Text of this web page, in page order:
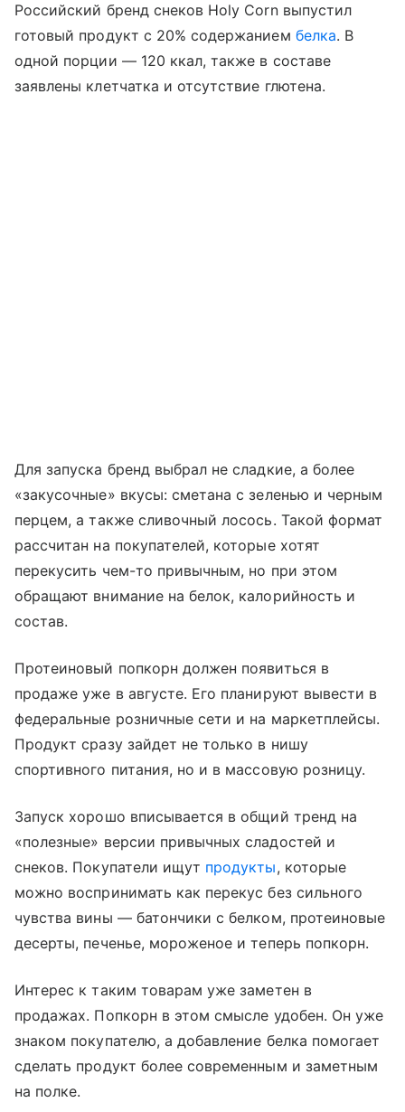
Российский бренд снеков Holy Corn выпустил
готовый продукт с 20% содержанием белка. В
одной порции — 120 ккал, также в составе
заявлены клетчатка и отсутствие глютена.
Для запуска бренд выбрал не сладкие, а более
«закусочные» вкусы: сметана с зеленью и черным
перцем, а также сливочный лосось. Такой формат
рассчитан на покупателей, которые хотят
перекусить чем-то привычным, но при этом
обращают внимание на белок, калорийность и
состав.
Протеиновый попкорн должен появиться в
продаже уже в августе. Его планируют вывести в
федеральные розничные сети и на маркетплейсы.
Продукт сразу зайдет не только в нишу
спортивного питания, но и в массовую розницу.
Запуск хорошо вписывается в общий тренд на
«полезные» версии привычных сладостей и
снеков. Покупатели ищут продукты, которые
можно воспринимать как перекус без сильного
чувства вины — батончики с белком, протеиновые
десерты, печенье, мороженое и теперь попкорн.
Интерес к таким товарам уже заметен в
продажах. Попкорн в этом смысле удобен. Он уже
знаком покупателю, а добавление белка помогает
сделать продукт более современным и заметным
на полке.